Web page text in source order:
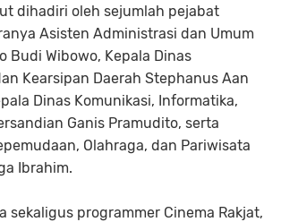
dihadiri oleh sejumlah pejabat
Asisten Administrasi dan Umum
Budi Wibowo, Kepala Dinas
Kearsipan Daerah Stephanus Aan
Dinas Komunikasi, Informatika,
Ganis Pramudito, serta
Olahraga, dan Pariwisata
Ibrahim.
sekaligus programmer Cinema Rakjat,